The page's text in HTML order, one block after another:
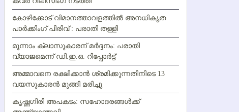
കോഴിക്കോട് വിമാനത്താവളത്തില്‍ അനധികൃത
പാര്‍ക്കിംഗ് പിരിവ് : പരാതി തള്ളി
മൂന്നാം ക്ലാസുകാരന് മര്‍ദ്ദനം: പരാതി
വ്യാജമെന്ന് ഡി.ഇ.ഒ. റിപ്പോര്‍ട്ട്
അമ്മാവനെ രക്ഷിക്കാന്‍ ശ്രമിക്കുന്നതിനിടെ 13
വയസുകാരന്‍ മുങ്ങി മരിച്ചു
കൃഷ്ണഗിരി അപകടം: സഹോദരങ്ങള്‍ക്ക്